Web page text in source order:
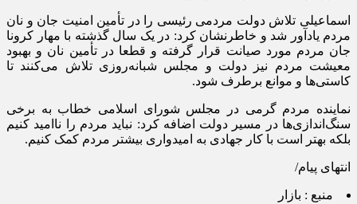
اسماعیلی تلاش دولت مردمی رئیسی را در تأمین امنیت جان و نان
مردم یادآور شد و خاطرنشان کرد: در یک سال گذشته با مهار کرونا
جان مردم مورد صیانت قرار گرفته و قطعا در تأمین نان و بهبود
معیشت مردم نیز دولت و مجلس شبانه‌روزی تلاش می‌کنند تا
کاستی‌ها و موانع برطرف شود.
نماینده مردم گرمی در مجلس شورای اسلامی خطاب به برخی
سنگ‌اندازی‌ها در مسیر دولت اضافه کرد: نباید مردم را ناامید کنیم
بلکه بهتر است با کار جهادی به امیدواری بیشتر مردم کمک کنیم.
انتهای پیام/
منبع : بازار